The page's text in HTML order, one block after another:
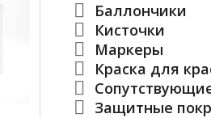
Баллончики
Кисточки
Маркеры
Краска для
Защитные